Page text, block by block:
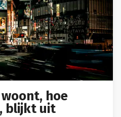
hoe
blijkt uit